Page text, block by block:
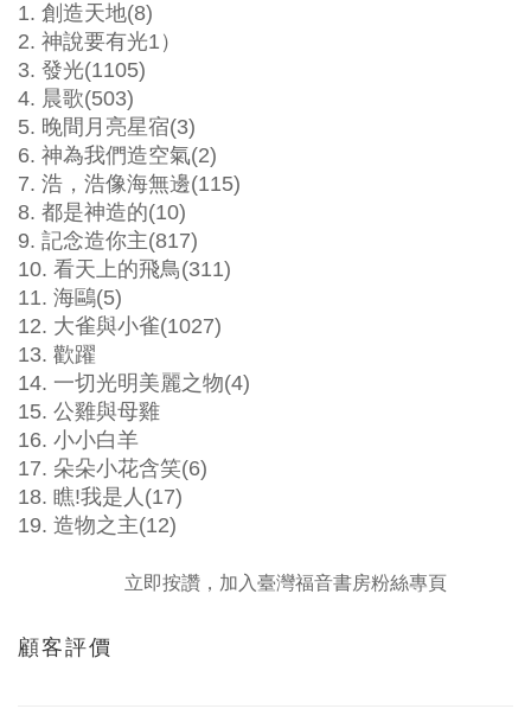
1. 創造天地(8)
2. 神說要有光1）
3. 發光(1105)
4. 晨歌(503)
5. 晚間月亮星宿(3)
6. 神為我們造空氣(2)
7. 浩，浩像海無邊(115)
8. 都是神造的(10)
9. 記念造你主(817)
10. 看天上的飛鳥(311)
11. 海鷗(5)
12. 大雀與小雀(1027)
13. 歡躍
14. 一切光明美麗之物(4)
15. 公雞與母雞
16. 小小白羊
17. 朵朵小花含笑(6)
18. 瞧!我是人(17)
19. 造物之主(12)
立即按讚，加入臺灣福音書房粉絲專頁
顧客評價